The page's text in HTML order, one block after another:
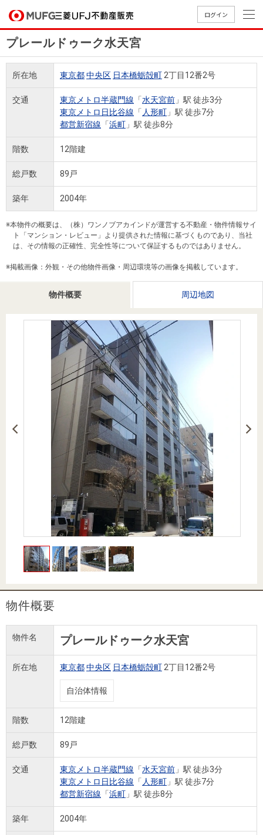
ログイン
買いたいTOP
中古
マン
ショ
ンを
探す
新
中古
一戸
建て
を探
す
投
資
用
物
件
を
探
す
事業
用物
件を
購入向け
住宅ロー
ンシミュ
レーショ
ン
住まい1プ
ラス（お
役立ちコ
ラム）
住まいと
暮らしの
税金の本
（電子ブ
ック）
購入ガイ
ド
売りたいTOP
無
査
定
売
相
談
AI
時手
取り
金額
試算
売却向け
サービス
周辺相場
検索
役立ちコ
ラム）
税金の本
（電子ブ
ック）
売却ガイ
ド
店舗案内TOP
店舗のご
案内（首
都圏）
店舗のご
古屋）
店舗のご
西）
会社情報TOP
ごあいさ
つ
会社概
MUFG
経営ビジ
ョン
組織図
役員一
覧
リリース
会社案内
（電子ブ
ック版）
採用情報TOP
新卒採用
情報
キャリア
買いたい
売りたい
会社情報
法人のお客さま
会員ページ
プレールドゥーク水天宮
物件概要 周辺地図
所在地 東京都中央区 日本橋蛎殻町 2丁目12番2号
交通 東京メトロ半蔵門線 「水天宮前 」駅 徒歩3分
東京メトロ日比谷線 「 人形町 」駅 徒歩7分
都営新宿線 「浜町 」駅 徒歩8分
階数 12階建
総戸数 89戸
築年 2004年
※本物件の概要は、（株）ワンノブアカインドが運営する不動産・物件情報サイ
ト「マンション・レビュー」より提供された情報に基づくものであり、当社
は、その情報の正確性、完全性等について保証するものではありません。
※掲載画像：外観・その他物件画像・周辺環境等の画像を掲載しています。
物件概要
物件名 プレールドゥーク水天宮
所在地 東京都中央区 日本橋蛎殻町 2丁目12番2号
自治体情報
階数 12階建
総戸数 89戸
交通 東京メトロ半蔵門線 「水天宮前 」駅 徒歩3分
東京メトロ日比谷線 「 人形町 」駅 徒歩7分
都営新宿線 「浜町 」駅 徒歩8分
築年 2004年